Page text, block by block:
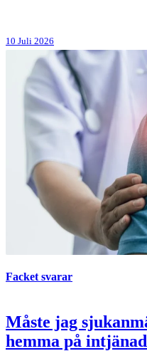
10 Juli 2026
Facket svarar
Måste jag
hemma på